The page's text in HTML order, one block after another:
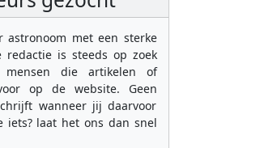
astronoom met een sterke
redactie is steeds op zoek
mensen die artikelen of
op de website. Geen
wanneer jij daarvoor
laat het ons dan snel